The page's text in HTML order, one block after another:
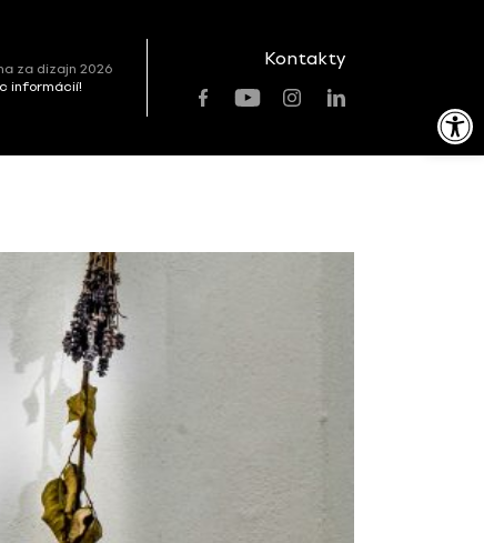
Open toolbar
za dizajn 2026
informácií!
Kontakty